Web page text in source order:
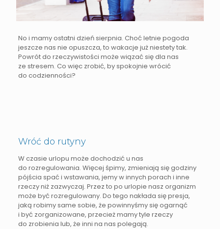
No i mamy ostatni dzień sierpnia. Choć letnie pogoda
jeszcze nas nie opuszcza, to wakacje już niestety tak.
Powrót do rzeczywistości może wiązać się dla nas
ze stresem. Co więc zrobić, by spokojnie wrócić
do codzienności?
Wróć do rutyny
W czasie urlopu może dochodzić u nas
do rozregulowania. Więcej śpimy, zmieniają się godziny
pójścia spać i wstawania, jemy w innych porach i inne
rzeczy niż zazwyczaj. Przez to po urlopie nasz organizm
może być rozregulowany. Do tego nakłada się presja,
jaką robimy same sobie, że powinnyśmy się ogarnąć
i być zorganizowane, przecież mamy tyle rzeczy
do zrobienia lub, że inni na nas polegają.